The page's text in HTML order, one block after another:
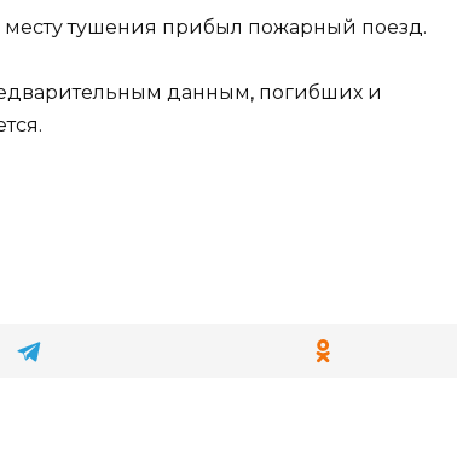
тушения прибыл пожарный поезд.
данным, погибших и